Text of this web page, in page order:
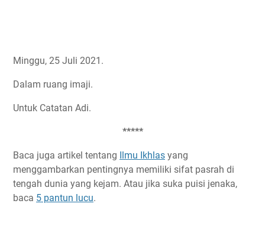
Minggu, 25 Juli 2021.
Dalam ruang imaji.
Untuk Catatan Adi.
*****
Baca juga artikel tentang Ilmu Ikhlas yang
menggambarkan pentingnya memiliki sifat pasrah di
tengah dunia yang kejam. Atau jika suka puisi jenaka,
baca 5 pantun lucu.